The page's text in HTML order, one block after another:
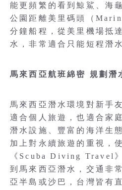
能更頻繁的看到鯨鯊、海
公園距離美里碼頭（
分鐘船程，從美里機場抵
水，非常適合只能短程潛
馬來西亞航班綿密 規劃潛
馬來西亞潛水環境對新手
適合個人旅遊，也適合家
潛水設施、豐富的海洋生
加上對永續旅遊的重視，
《Scuba Diving Travel
到馬來西亞潛水，交通非
亞半島或沙巴，台灣皆有